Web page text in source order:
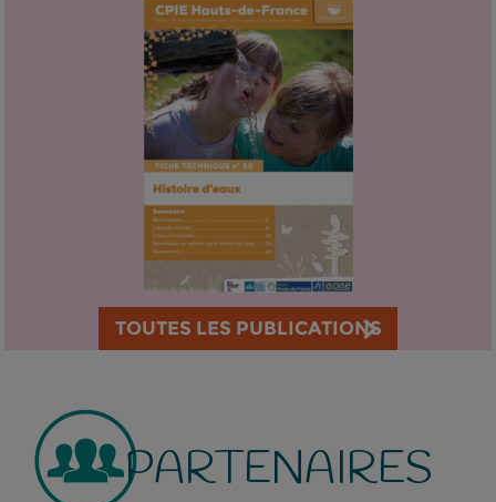
TOUTES LES PUBLICATIONS
PARTENAIRES